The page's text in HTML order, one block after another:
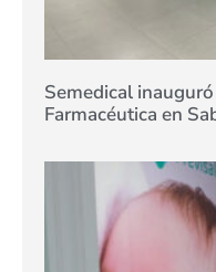
Semedical
Farmacéutica en